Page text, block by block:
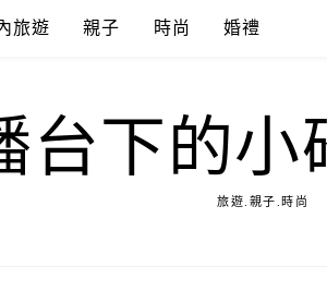
旅遊 親子 時尚 婚禮
台下的
旅遊.親子.時尚